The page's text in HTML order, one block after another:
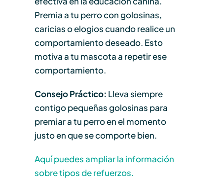
Premia a tu perro con golosinas,
caricias o elogios cuando realice un
comportamiento deseado. Esto
motiva a tu mascota a repetir ese
comportamiento.
Consejo Práctico: Lleva siempre
contigo pequeñas golosinas para
premiar a tu perro en el momento
justo en que se comporte bien.
Aquí puedes ampliar la información
sobre tipos de refuerzos.